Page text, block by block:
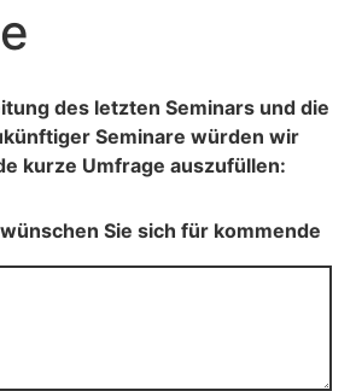
des letzten Seminars und die
Seminare würden wir
kurze Umfrage auszufüllen:
Sie sich für kommende